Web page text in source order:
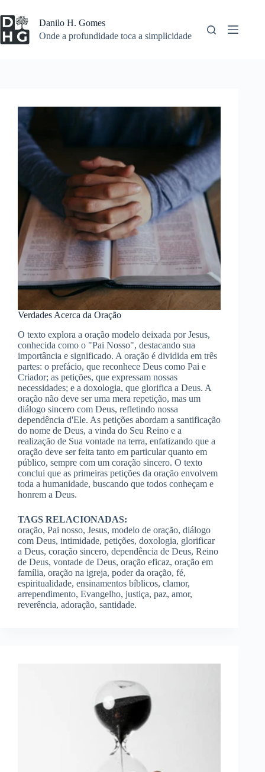
para
o
conteúdo
Danilo H. Gomes
Onde a profundidade toca a simplicidade
Verdades Acerca da Oração
O texto explora a oração modelo deixada por Jesus,
conhecida como o "Pai Nosso", destacando sua
importância e significado. A oração é dividida em três
partes: o prefácio, que reconhece Deus como Pai e
Criador; as petições, que expressam nossas
necessidades; e a doxologia, que glorifica a Deus. A
oração não deve ser uma mera repetição, mas um
diálogo sincero com Deus, refletindo nossa
dependência d'Ele. As petições abordam a santificação
do nome de Deus, a vinda do Seu Reino e a
realização de Sua vontade na terra, enfatizando que a
oração deve ser feita tanto em particular quanto em
público, sempre com um coração sincero. O texto
conclui que as primeiras petições da oração envolvem
toda a humanidade, buscando que todos conheçam e
honrem a Deus.
TAGS RELACIONADAS:
oração, Pai nosso, Jesus, modelo de oração, diálogo
com Deus, intimidade, petições, doxologia, glorificar
a Deus, coração sincero, dependência de Deus, Reino
de Deus, vontade de Deus, oração eficaz, oração em
família, oração na igreja, poder da oração, fé,
espiritualidade, ensinamentos bíblicos, clamor,
arrependimento, Evangelho, justiça, paz, amor,
reverência, adoração, santidade.